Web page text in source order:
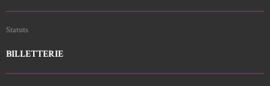
Statuts
BILLETTERIE